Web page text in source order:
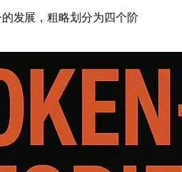
发展，粗略划分为四个阶